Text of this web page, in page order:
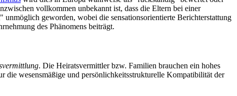
vollkommen unbekannt ist, dass die Eltern bei einer
geworden, wobei die sensations­orientierte Bericht­erstattung
des Phänomens beiträgt.
. Die Heirats­vermittler bzw. Familien brauchen ein hohes
die wesensmäßige und persönlichkeits­strukturelle Kompatibilität der